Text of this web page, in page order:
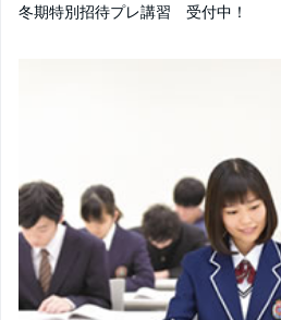
冬期特別招待プレ講習 受付中！